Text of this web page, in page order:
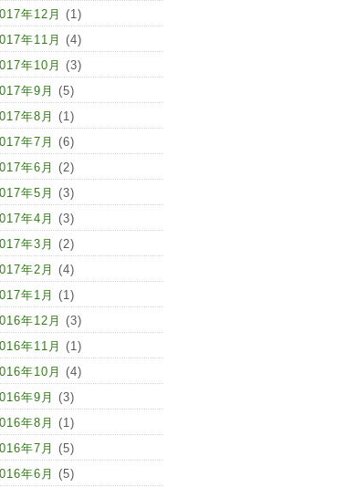
年12月 (1)
年11月 (4)
年10月 (3)
年9月 (5)
年8月 (1)
年7月 (6)
年6月 (2)
年5月 (3)
年4月 (3)
年3月 (2)
年2月 (4)
年1月 (1)
年12月 (3)
年11月 (1)
年10月 (4)
年9月 (3)
年8月 (1)
年7月 (5)
年6月 (5)